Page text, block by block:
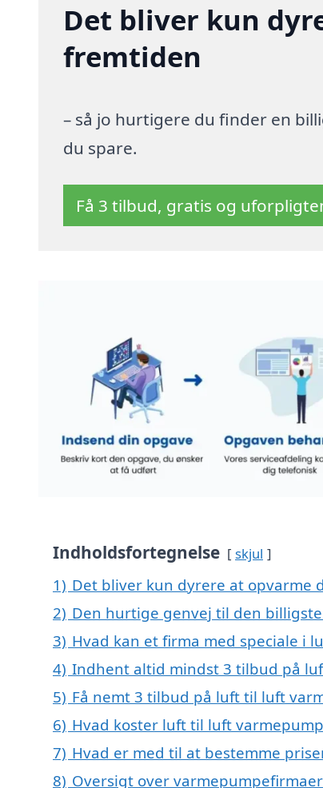
Det bliver kun
fremtiden
– så jo hurtigere du finder en
du spare.
Få 3 tilbud, gratis og
Indholdsfortegnelse skjul
1) Det bliver kun dyrere at opvarme
2) Den hurtige genvej til den
3) Hvad kan et firma med speciale i
4) Indhent altid mindst 3 tilbud på
5) Få nemt 3 tilbud på luft til luft
6) Hvad koster luft til luft
7) Hvad er med til at bestemme
8) Oversigt over